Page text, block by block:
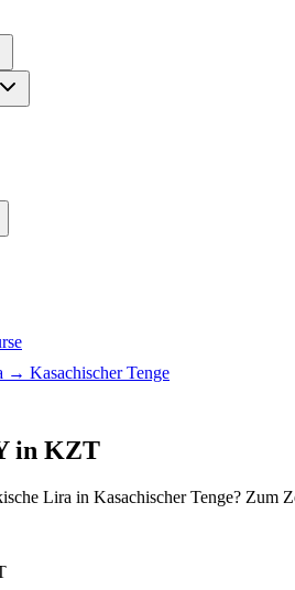
→ Kasachischer Tenge
in KZT
Lira in Kasachischer Tenge? Zum